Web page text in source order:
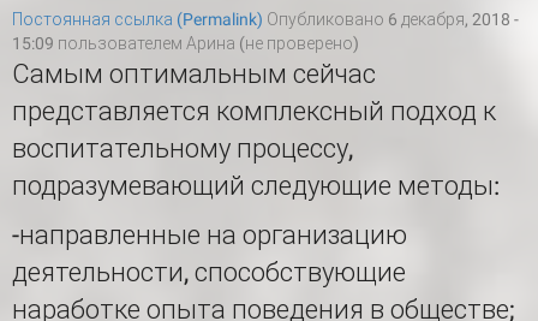
Постоянная ссылка (Permalink) Опубликовано 6 декабря, 2018 -
15:09 пользователем Арина (не проверено)
Самым оптимальным сейчас
представляется комплексный подход к
воспитательному процессу,
подразумевающий следующие методы:
-направленные на организацию
деятельности, способствующие
наработке опыта поведения в обществе;